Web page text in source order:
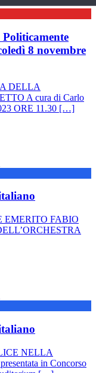
Politicamente
8 novembre
DELLA
A cura di Carlo
ORE 11.30 […]
EMERITO FABIO
NELLA
in Concorso